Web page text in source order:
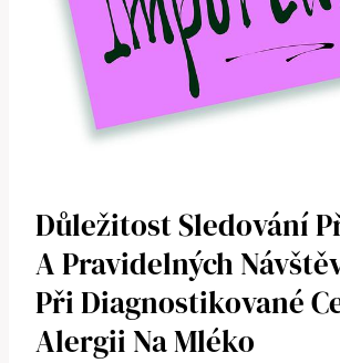
Důležitost Sledování
A Pravidelných
Při Diagnostikované
Alergii Na Mléko